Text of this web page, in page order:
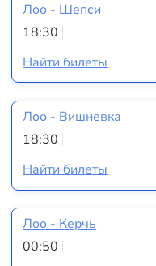
Лоо - Шепси
18:30
Найти билеты
Лоо - Вишневка
18:30
Найти билеты
Лоо - Керчь
00:50